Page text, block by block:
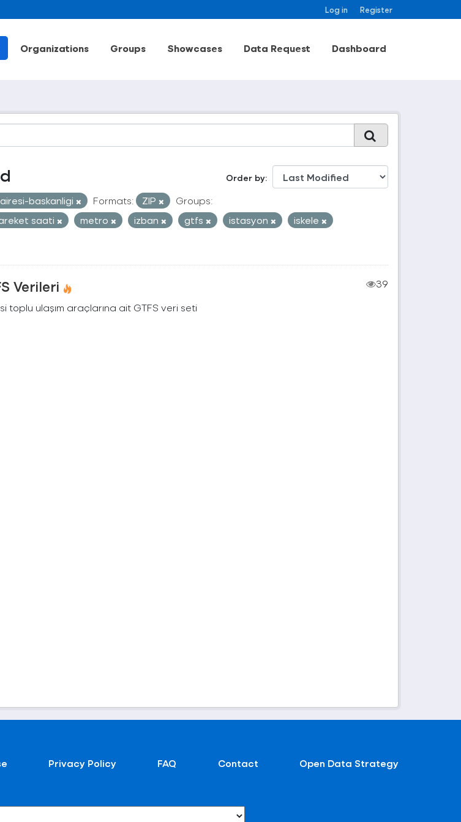
Log in Register
Organizations Groups Showcases Data Request Dashboard
Order by
baskanligi Formats: ZIP
Groups:
saati metro izban gtfs istasyon
iskele
Verileri
39
toplu ulaşım araçlarına ait GTFS veri seti
Privacy Policy FAQ Contact Open Data Strategy